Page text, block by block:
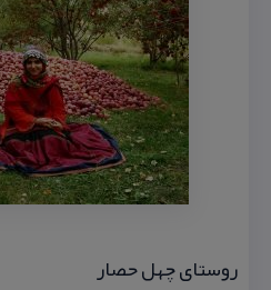
روستای چهل حصار